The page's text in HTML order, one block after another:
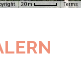
20 m Terms